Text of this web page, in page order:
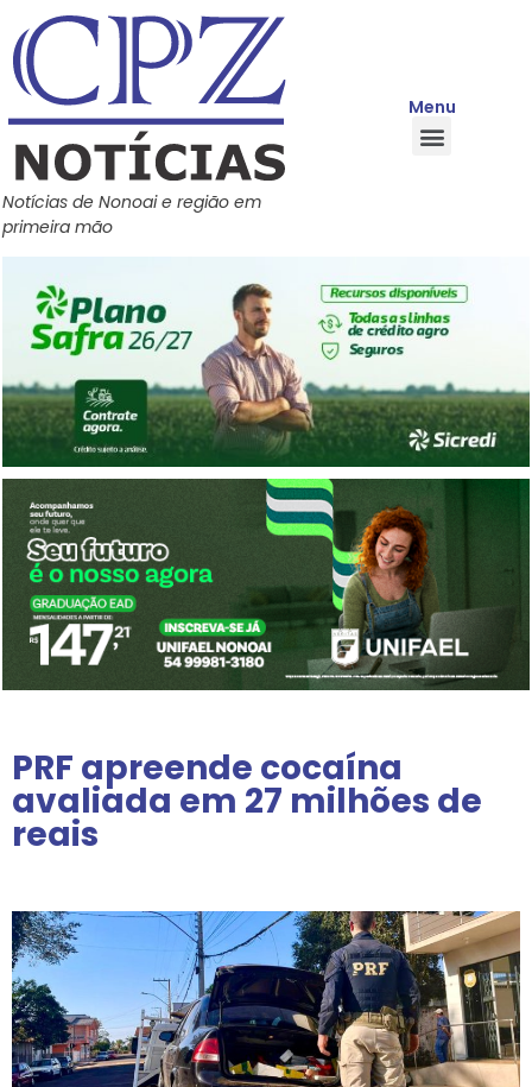
Notícias de Nonoai e região em
primeira mão
Menu
PRF apreende cocaína
avaliada em 27 milhões de
reais